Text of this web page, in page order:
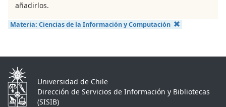
añadirlos.
Materia: Ciencias de la Información y Computación
Universidad de Chile
Dirección de Servicios de Información y Bibliotecas
(SISIB)